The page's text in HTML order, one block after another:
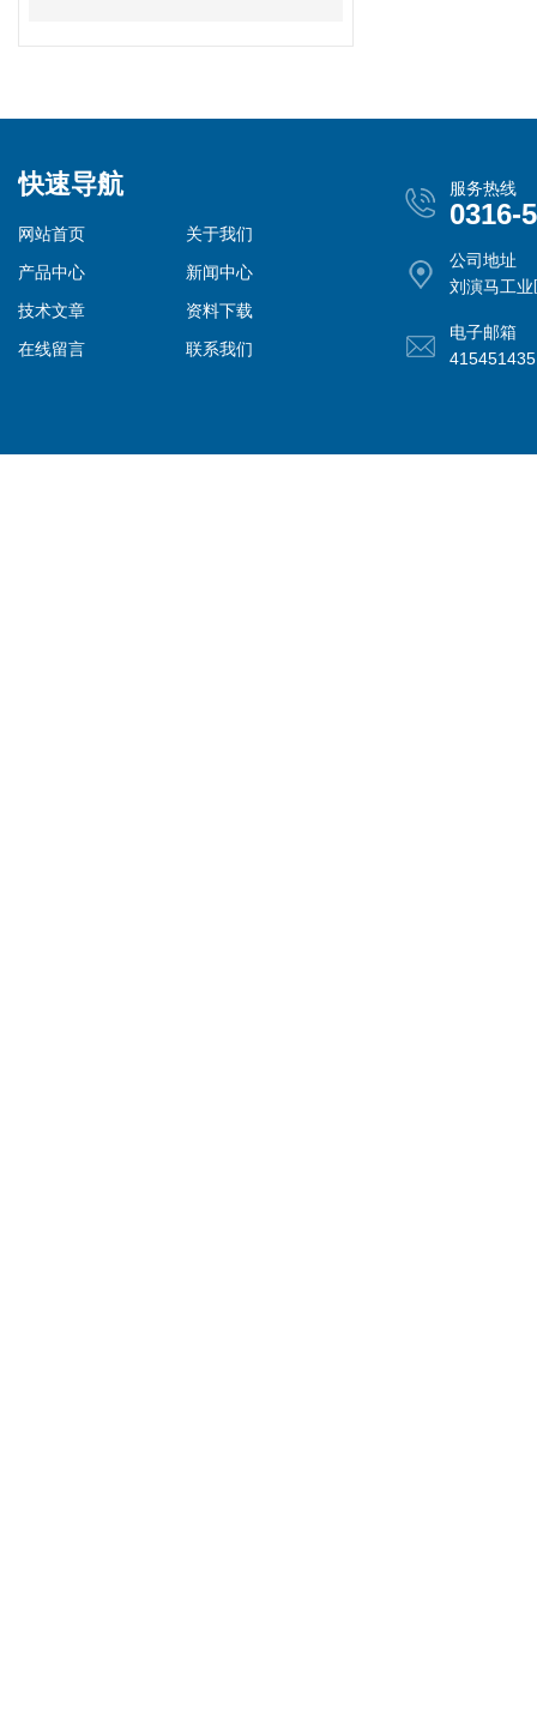
快速导航
网站首页
关于我们
产品中心
新闻中心
技术文章
资料下载
在线留言
联系我们
服务热线
0316-
公司地址
刘演马工业
电子邮箱